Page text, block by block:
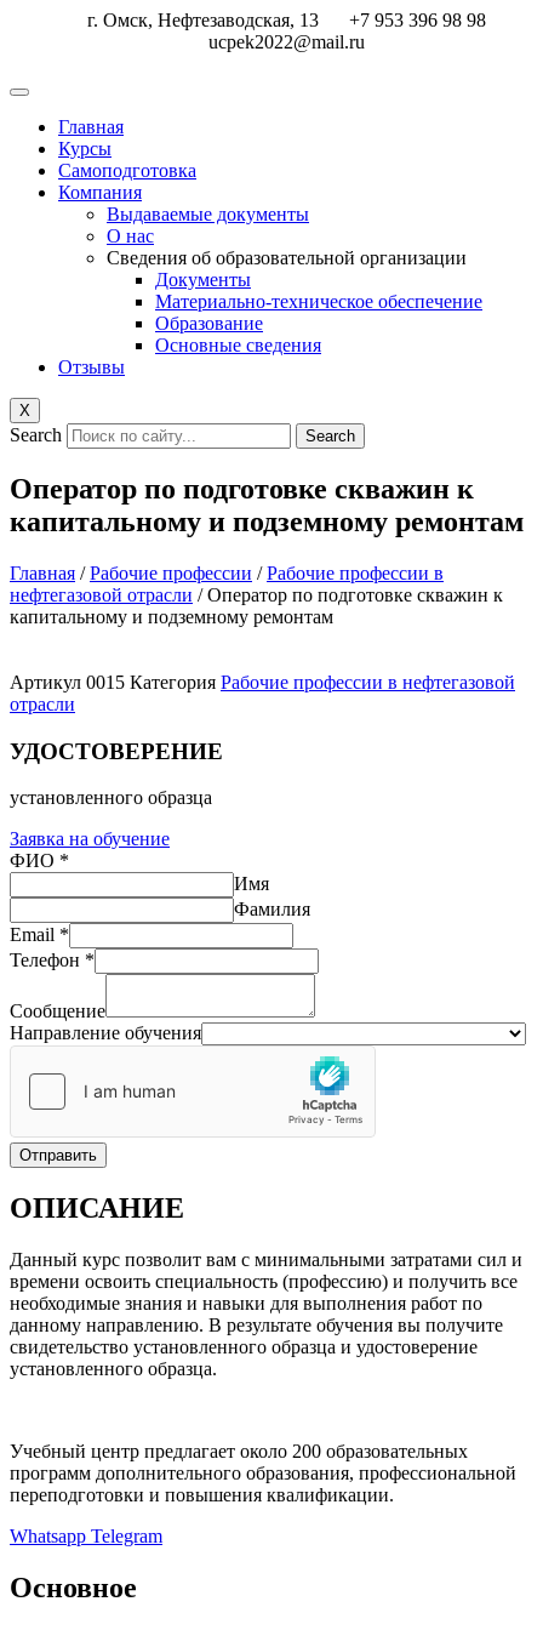
г. Омск, Нефтезаводская, 13
+7 953 396 98 98
ucpek2022@mail.ru
Главная
Курсы
Самоподготовка
Компания
Выдаваемые документы
О нас
Сведения об образовательной организации
Документы
Материально-техническое обеспечение
Образование
Основные сведения
Отзывы
X
Search Search
Оператор по подготовке скважин к
капитальному и подземному ремонтам
Главная /Рабочие профессии /Рабочие профессии в
нефтегазовой отрасли / Оператор по подготовке скважин к
капитальному и подземному ремонтам
Артикул 0015 Категория Рабочие профессии в нефтегазовой
отрасли
УДОСТОВЕРЕНИЕ
установленного образца
Заявка на обучение
ФИО *
Имя
Фамилия
Email *
Телефон *
Сообщение
Направление обучения
Отправить
ОПИСАНИЕ
Данный курс позволит вам с минимальными затратами сил и
времени освоить специальность (профессию) и получить все
необходимые знания и навыки для выполнения работ по
данному направлению. В результате обучения вы получите
свидетельство установленного образца и удостоверение
установленного образца.
Учебный центр предлагает около 200 образовательных
программ дополнительного образования, профессиональной
переподготовки и повышения квалификации.
Whatsapp Telegram
Основное